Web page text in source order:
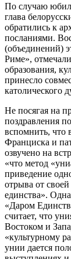
По случаю
глава
обратились к
посланиями.
(объединений)
Риме»,
образования,
принесло
католического
Не посягая на
поздравления
вспомнить, что
Франциска и
озвучено на
«что метод
приведение
отрыва от
единства».
«Даром
считает, что
Востоком и
«культурному
унии дается